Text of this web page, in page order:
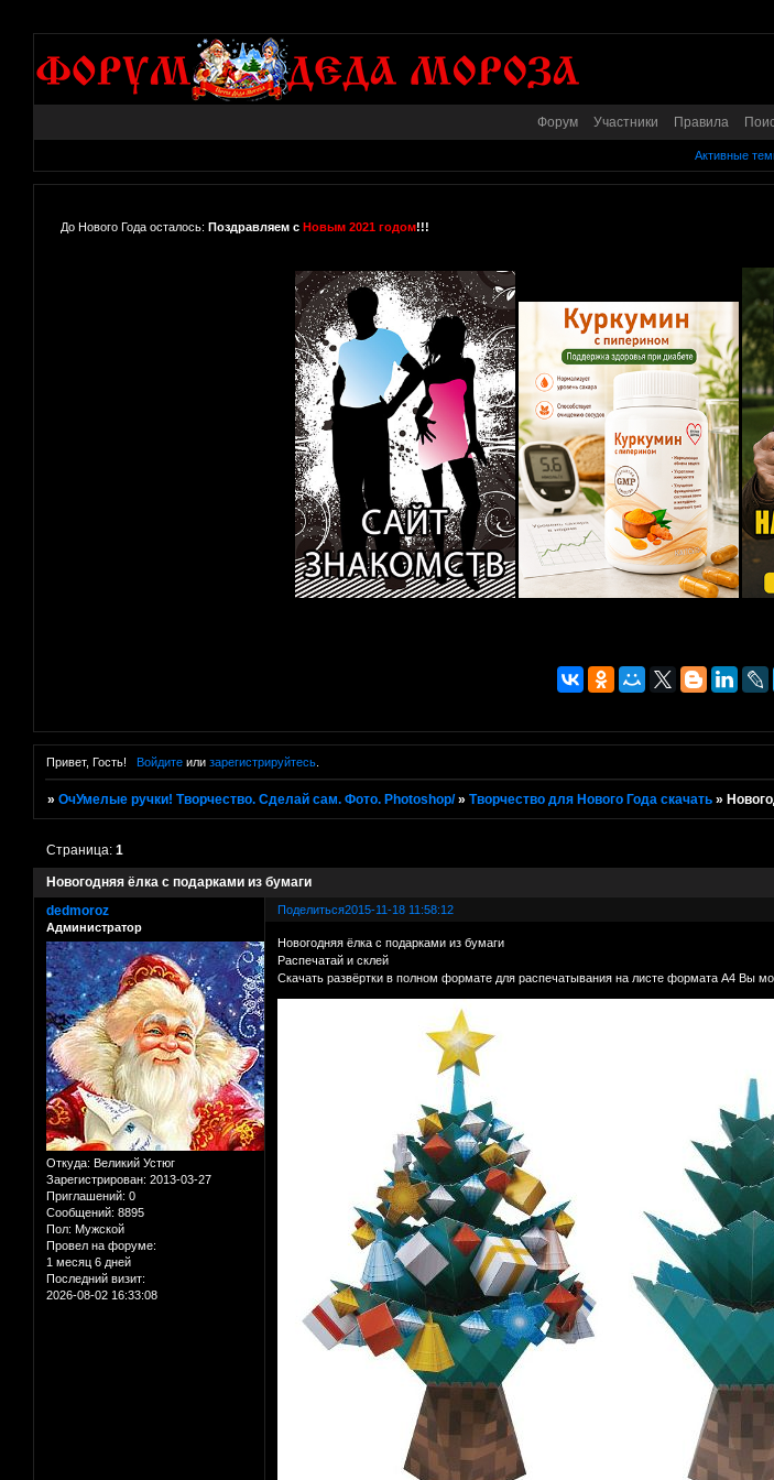
Форум Участники Правила
Активные
До Нового Года осталось: Поздравляем с Новым 2021 годом!!!
Привет, Гость! Войдитеили зарегистрируйтесь.
»ОчУмелые ручки! Творчество. Сделай сам. Фото. Photoshop/ »Творчество для Нового Года скачать »
Новогодняя ёлка с подарками из бумаги
Страница:1
Поделиться2015-11-18 11:58:12
dedmoroz
Администратор
Откуда: Великий Устюг
Зарегистрирован: 2013-03-27
Приглашений: 0
Сообщений: 8895
Пол: Мужской
Провел на форуме:
1 месяц 6 дней
Последний визит:
2026-08-02 16:33:08
Новогодняя ёлка с подарками из бумаги
Распечатай и склей
Скачать развёртки в полном формате для распечатывания на листе формата А4 Вы